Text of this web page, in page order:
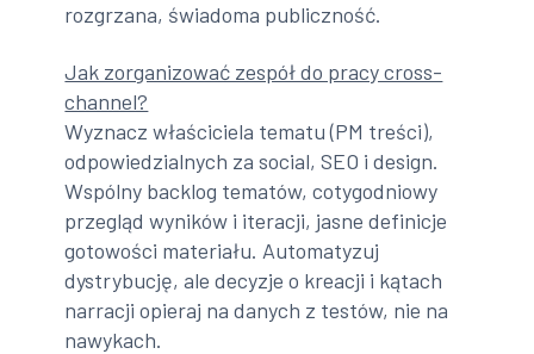
rozgrzana, świadoma publiczność.
Jak zorganizować zespół do pracy cross-
channel?
Wyznacz właściciela tematu (PM treści),
odpowiedzialnych za social, SEO i design.
Wspólny backlog tematów, cotygodniowy
przegląd wyników i iteracji, jasne definicje
gotowości materiału. Automatyzuj
dystrybucję, ale decyzje o kreacji i kątach
narracji opieraj na danych z testów, nie na
nawykach.